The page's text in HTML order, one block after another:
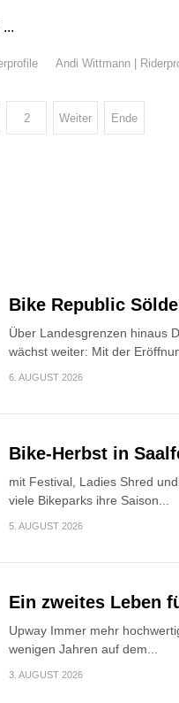
Andi Wittmann |
2 Weiter Ende
Bike Republic
Über Landesgrenzen hinaus
wächst weiter: Mit der
6. AUGUST 2026
Bike-Herbst in
mit Festival, Ladies Shred
viele Bikeparks ihre Saison...
5. AUGUST 2026
Ein zweites Leben
Upway Immer mehr
wenigen Jahren auf dem...
3. AUGUST 2026